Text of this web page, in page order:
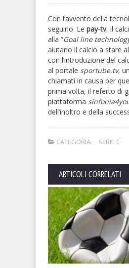
Con l’avvento della
seguirlo. Le pay-tv, il
alla “Goal line
aiutano il calcio a stare
con l’introduzione del
al portale sportube.tv,
chiamati in causa per
prima volta, il referto di
piattaforma
dell’inoltro e della
CATEGORIA: SERIE C
ARTICOLI CORRELATI